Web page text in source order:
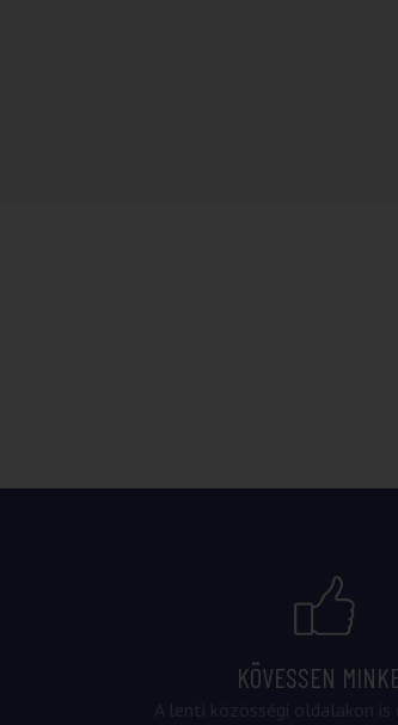
KÖVESSEN